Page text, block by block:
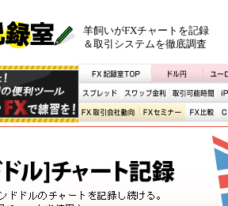
羊飼いがFXチャートを記録
＆取引システムを徹底調査